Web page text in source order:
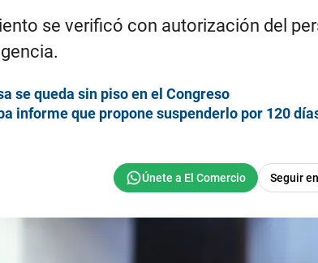
se verificó con autorización del
se queda sin piso en el Congreso
informe que propone suspenderlo por 120
Seguir en